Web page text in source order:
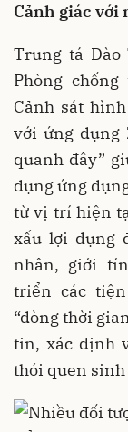
Cảnh giác với
Trung tá Đào
Phòng
Cảnh sát
với ứng dụng
quanh đây”
dụng ứng
từ vị trí hiện
xấu lợi dụng
nhân, giới
triển các tiện
“dòng thời
tin, xác định
thói quen